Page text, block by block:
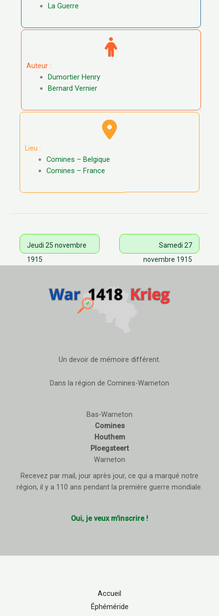
La Guerre
Auteur :
Dumortier Henry
Bernard Vernier
Lieu :
Comines – Belgique
Comines – France
Jeudi 25 novembre
1915
Samedi 27
novembre 1915
Un devoir de mémoire différent.
Dans la région de Comines-Warneton
Bas-Warneton
Comines
Houthem
Ploegsteert
Warneton
Recevez par mail, jour après jour, ce qui a marqué notre
région, il y a 110 ans pendant la première guerre mondiale.
Oui, je veux m'inscrire !
Accueil
Éphéméride